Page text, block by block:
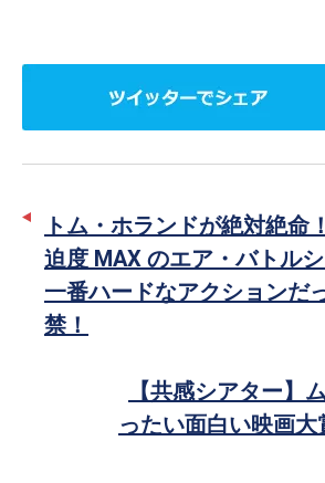
ー
トム・ホランドが絶対絶命
迫度 MAX のエア・バトル
一番ハードなアクションだ
禁！
【共感シアター】
ったい面白い映画